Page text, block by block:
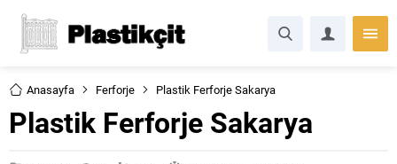
Anasayfa Ferforje Plastik Ferforje Sakarya
Plastik Ferforje Sakarya